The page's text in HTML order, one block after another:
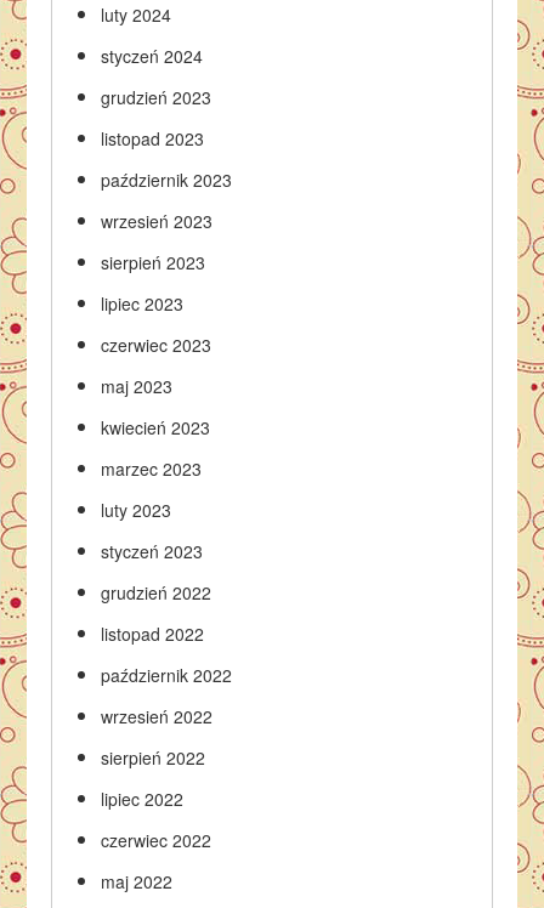
luty 2024
styczeń 2024
grudzień 2023
listopad 2023
październik 2023
wrzesień 2023
sierpień 2023
lipiec 2023
czerwiec 2023
maj 2023
kwiecień 2023
marzec 2023
luty 2023
styczeń 2023
grudzień 2022
listopad 2022
październik 2022
wrzesień 2022
sierpień 2022
lipiec 2022
czerwiec 2022
maj 2022